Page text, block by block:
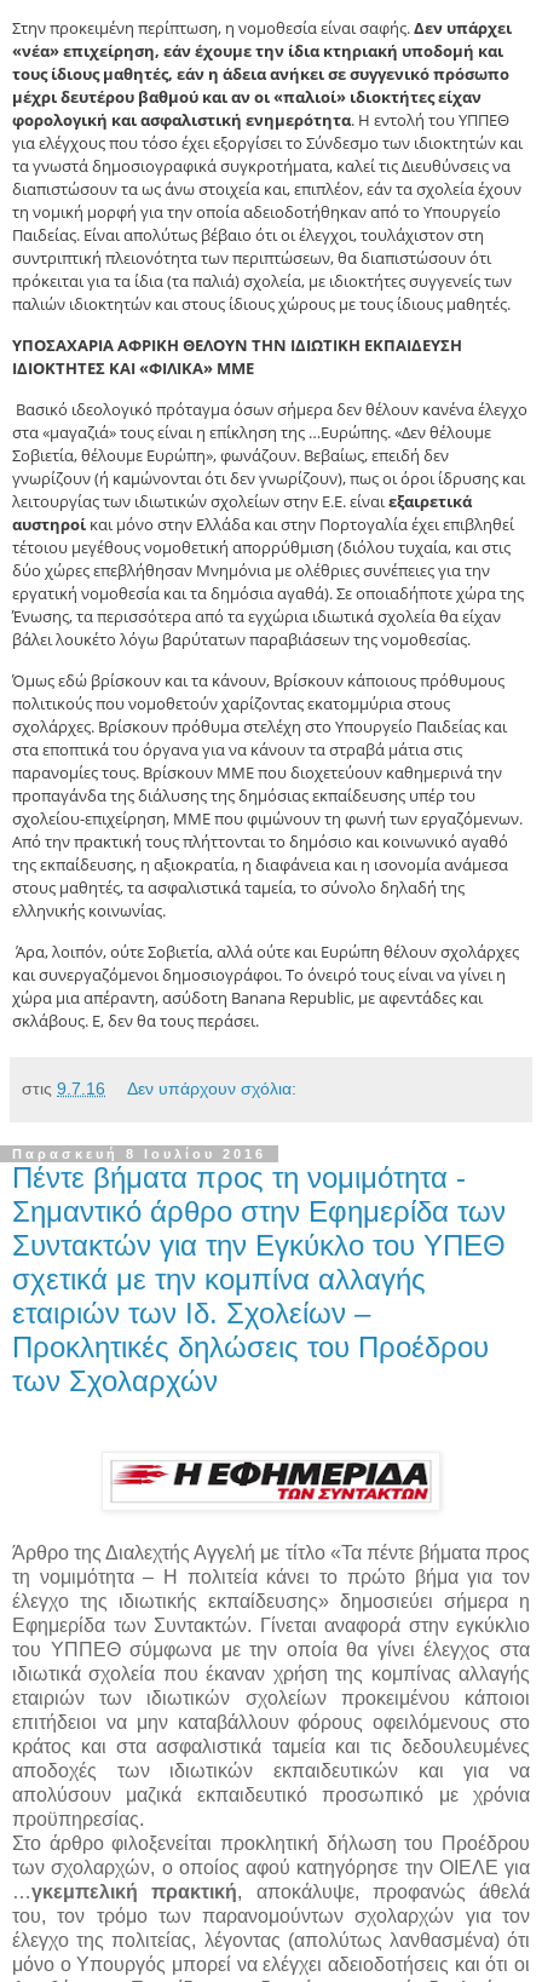
Στην προκειμένη περίπτωση, η νομοθεσία είναι σαφής.Δεν υπάρχει
«νέα» επιχείρηση, εάν έχουμε την ίδια κτηριακή υποδομή και
τους ίδιους μαθητές, εάν η άδεια ανήκει σε συγγενικό πρόσωπο
μέχρι δευτέρου βαθμού και αν οι «παλιοί» ιδιοκτήτες είχαν
φορολογική και ασφαλιστική ενημερότητα. Η εντολή του ΥΠΠΕΘ
για ελέγχους που τόσο έχει εξοργίσει το Σύνδεσμο των ιδιοκτητών και
τα γνωστά δημοσιογραφικά συγκροτήματα, καλεί τις Διευθύνσεις να
διαπιστώσουν τα ως άνω στοιχεία και, επιπλέον, εάν τα σχολεία έχουν
τη νομική μορφή για την οποία αδειοδοτήθηκαν από το Υπουργείο
Παιδείας. Είναι απολύτως βέβαιο ότι οι έλεγχοι, τουλάχιστον στη
συντριπτική πλειονότητα των περιπτώσεων, θα διαπιστώσουν ότι
πρόκειται για τα ίδια (τα παλιά) σχολεία, με ιδιοκτήτες συγγενείς των
παλιών ιδιοκτητών και στους ίδιους χώρους με τους ίδιους μαθητές.
ΥΠΟΣΑΧΑΡΙΑ ΑΦΡΙΚΗ ΘΕΛΟΥΝ ΤΗΝ ΙΔΙΩΤΙΚΗ ΕΚΠΑΙΔΕΥΣΗ
ΙΔΙΟΚΤΗΤΕΣ ΚΑΙ «ΦΙΛΙΚΑ» ΜΜΕ
Βασικό ιδεολογικό πρόταγμα όσων σήμερα δεν θέλουν κανένα έλεγχο
στα «μαγαζιά» τους είναι η επίκληση της …Ευρώπης. «Δεν θέλουμε
Σοβιετία, θέλουμε Ευρώπη», φωνάζουν. Βεβαίως, επειδή δεν
γνωρίζουν (ή καμώνονται ότι δεν γνωρίζουν), πως οι όροι ίδρυσης και
λειτουργίας των ιδιωτικών σχολείων στην Ε.Ε. είναιεξαιρετικά
αυστηροί και μόνο στην Ελλάδα και στην Πορτογαλία έχει επιβληθεί
τέτοιου μεγέθους νομοθετική απορρύθμιση (διόλου τυχαία, και στις
δύο χώρες επεβλήθησαν Μνημόνια με ολέθριες συνέπειες για την
εργατική νομοθεσία και τα δημόσια αγαθά). Σε οποιαδήποτε χώρα της
Ένωσης, τα περισσότερα από τα εγχώρια ιδιωτικά σχολεία θα είχαν
βάλει λουκέτο λόγω βαρύτατων παραβιάσεων της νομοθεσίας.
Όμως εδώ βρίσκουν και τα κάνουν, Βρίσκουν κάποιους πρόθυμους
πολιτικούς που νομοθετούν χαρίζοντας εκατομμύρια στους
σχολάρχες. Βρίσκουν πρόθυμα στελέχη στο Υπουργείο Παιδείας και
στα εποπτικά του όργανα για να κάνουν τα στραβά μάτια στις
παρανομίες τους. Βρίσκουν ΜΜΕ που διοχετεύουν καθημερινά την
προπαγάνδα της διάλυσης της δημόσιας εκπαίδευσης υπέρ του
σχολείου-επιχείρηση, ΜΜΕ που φιμώνουν τη φωνή των εργαζόμενων.
Από την πρακτική τους πλήττονται το δημόσιο και κοινωνικό αγαθό
της εκπαίδευσης, η αξιοκρατία, η διαφάνεια και η ισονομία ανάμεσα
στους μαθητές, τα ασφαλιστικά ταμεία, το σύνολο δηλαδή της
ελληνικής κοινωνίας.
Άρα, λοιπόν, ούτε Σοβιετία, αλλά ούτε και Ευρώπη θέλουν σχολάρχες
και συνεργαζόμενοι δημοσιογράφοι. Το όνειρό τους είναι να γίνει η
χώρα μια απέραντη, ασύδοτη Banana Republic, με αφεντάδες και
σκλάβους. Ε, δεν θα τους περάσει.
στις 9.7.16 Δεν υπάρχουν σχόλια:
Παρασκευή 8 Ιουλίου 2016
Πέντε βήματα προς τη νομιμότητα -
Σημαντικό άρθρο στην Εφημερίδα των
Συντακτών για την Εγκύκλο του ΥΠΕΘ
σχετικά με την κομπίνα αλλαγής
εταιριών των Ιδ. Σχολείων –
Προκλητικές δηλώσεις του Προέδρου
των Σχολαρχών
Άρθρο της Διαλεχτής Αγγελή με τίτλο «Τα πέντε βήματα προς
τη νομιμότητα – Η πολιτεία κάνει το πρώτο βήμα για τον
έλεγχο της ιδιωτικής εκπαίδευσης» δημοσιεύει σήμερα η
Εφημερίδα των Συντακτών. Γίνεται αναφορά στην εγκύκλιο
του ΥΠΠΕΘ σύμφωνα με την οποία θα γίνει έλεγχος στα
ιδιωτικά σχολεία που έκαναν χρήση της κομπίνας αλλαγής
εταιριών των ιδιωτικών σχολείων προκειμένου κάποιοι
επιτήδειοι να μην καταβάλλουν φόρους οφειλόμενους στο
κράτος και στα ασφαλιστικά ταμεία και τις δεδουλευμένες
αποδοχές των ιδιωτικών εκπαιδευτικών και για να
απολύσουν μαζικά εκπαιδευτικό προσωπικό με χρόνια
προϋπηρεσίας.
Στο άρθρο φιλοξενείται προκλητική δήλωση του Προέδρου
των σχολαρχών, ο οποίος αφού κατηγόρησε την ΟΙΕΛΕ για
…γκεμπελική πρακτική, αποκάλυψε, προφανώς άθελά
του, τον τρόμο των παρανομούντων σχολαρχών για τον
έλεγχο της πολιτείας, λέγοντας (απολύτως λανθασμένα) ότι
μόνο ο Υπουργός μπορεί να ελέγχει αδειοδοτήσεις και ότι οι